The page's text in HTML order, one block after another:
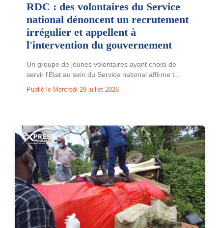
RDC : des volontaires du Service
national dénoncent un recrutement
irrégulier et appellent à
l'intervention du gouvernement
Un groupe de jeunes volontaires ayant choisi de
servir l'État au sein du Service national affirme t...
Publié le Mercredi 29 juillet 2026